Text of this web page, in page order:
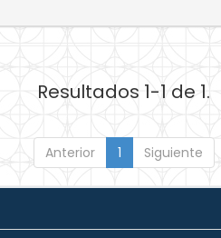
Resultados 1-1 de 1.
Anterior 1 Siguiente